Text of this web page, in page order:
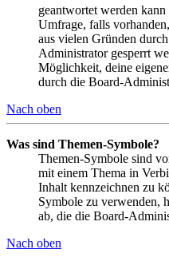
geantwortet werden
Umfrage, falls
aus vielen Gründen
Administrator gesperrt
Möglichkeit, deine
durch die Board-
Nach oben
Was sind Themen-Symbole?
Themen-Symbole sind
mit einem Thema in
Inhalt kennzeichnen zu
Symbole zu verwenden,
ab, die die Board-
Nach oben